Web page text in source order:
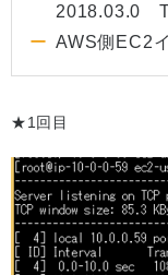
2018.03.0
AWS側EC2
★1回目